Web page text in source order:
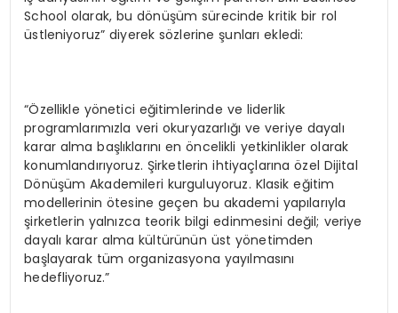
School olarak, bu dönüşüm sürecinde kritik bir rol
üstleniyoruz” diyerek sözlerine şunları ekledi:
“Özellikle yönetici eğitimlerinde ve liderlik
programlarımızla veri okuryazarlığı ve veriye dayalı
karar alma başlıklarını en öncelikli yetkinlikler olarak
konumlandırıyoruz. Şirketlerin ihtiyaçlarına özel Dijital
Dönüşüm Akademileri kurguluyoruz. Klasik eğitim
modellerinin ötesine geçen bu akademi yapılarıyla
şirketlerin yalnızca teorik bilgi edinmesini değil; veriye
dayalı karar alma kültürünün üst yönetimden
başlayarak tüm organizasyona yayılmasını
hedefliyoruz.”